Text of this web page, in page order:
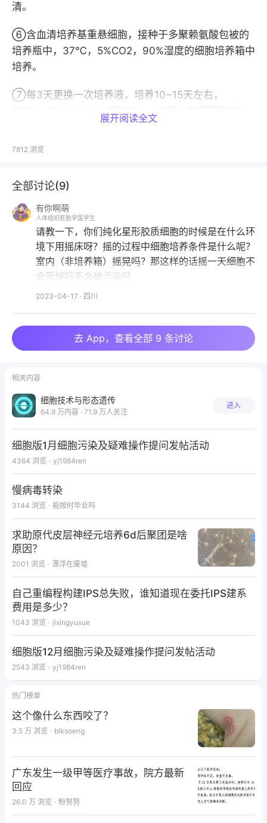
清。
⑥含血清培养基重悬细胞，接种于多聚赖氨酸包被的
培养瓶中，37℃，5%CO2，90%湿度的细胞培养箱中
培养。
⑦每3天更换一次培养液，培养10~15天左右，
37℃，190 rpm/min振摇18hr，去除小胶质细胞和少
我一般用4个新生c57接种1个t75或者3个t25。
0.25胰酶我用pbs稀释到了0.125大概10～15分钟，消
化过程中一定要镜下观察，千万别消化过了（血泪教
训）。
多聚赖氨酸用三蒸水稀释到了40u/ml，包被大概四五
提纯后多少代以内做实验合适呀，还是提完立马做？
展开阅读全文
7812 浏览
全部讨论(9)
有你啊萌
人体组织胚胎学医学生
请教一下，你们纯化星形胶质细胞的时候是在什么环
境下用摇床呀？摇的过程中细胞培养条件是什么呢？
室内（非培养箱）摇晃吗？那这样的话摇一天细胞不
会死掉吗不会被污染吗
2023-04-17 · 四川
去 App，查看全部 9 条讨论
相关内容
细胞技术与形态遗传
64.9 万内容 · 71.9 万人关注
进入
细胞版1月细胞污染及疑难操作提问发帖活动
4364 浏览 · yj1984ren
慢病毒转染
3144 浏览 · 能按时毕业吗
求助原代皮层神经元培养6d后聚团是啥
原因？
2001 浏览 · 漂浮在废墟
自己重编程构建IPS总失败，谁知道现在委托IPS建系
费用是多少？
1043 浏览 · jixingyuxue
细胞版12月细胞污染及疑难操作提问发帖活动
2543 浏览 · yj1984ren
热门榜单
这个像什么东西咬了？
3.5 万 浏览 · biksoeng
广东发生一级甲等医疗事故，院方最新
回应
26.0 万 浏览 · 粉努努